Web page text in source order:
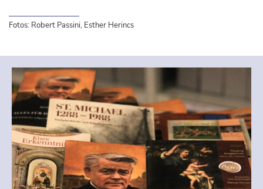
Fotos: Robert Passini, Esther Herincs
sidebar